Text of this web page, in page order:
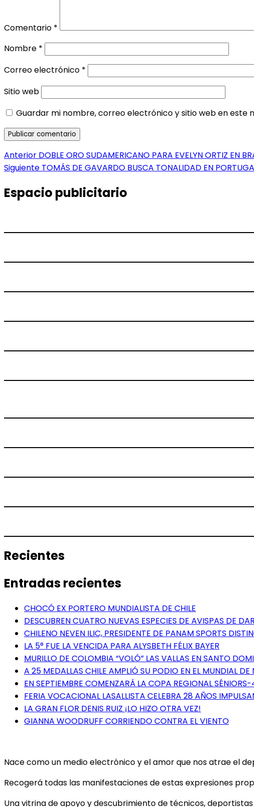
Comentario *
Nombre *
Correo electrónico *
Sitio web
Guardar mi nombre, correo electrónico y sitio web en este
Navegación
de
entradas
Anterior Entrada
anterior:
DOBLE ORO SUDAMERICANO PARA EVELYN ORTIZ EN
Siguiente Entrada
TOMÁS DE GAVARDO BUSCA TONALIDAD EN
Espacio publicitario
Recientes
Entradas recientes
CHOCÓ EX PORTERO MUNDIALISTA DE CHILE
DESCUBREN CUATRO NUEVAS ESPECIES DE AVISPAS DE
CHILENO NEVEN ILIC, PRESIDENTE DE PANAM SPORTS
LA 5° FUE LA VENCIDA PARA ALYSBETH FÉLIX BAYER
MURILLO DE COLOMBIA “VOLÓ” LAS VALLAS EN SANTO
A 25 MEDALLAS CHILE AMPLIÓ SU PODIO EN EL MUNDIAL
EN SEPTIEMBRE COMENZARÁ LA COPA REGIONAL
FERIA VOCACIONAL LASALLISTA CELEBRA 28 AÑOS
LA GRAN FLOR DENIS RUIZ ¡LO HIZO OTRA VEZ!
GIANNA WOODRUFF CORRIENDO CONTRA EL VIENTO
Nace como un medio electrónico y el amor que nos atrae el
Recogerá todas las manifestaciones de estas expresiones
Una vitrina de apoyo y descubrimiento de técnicos,